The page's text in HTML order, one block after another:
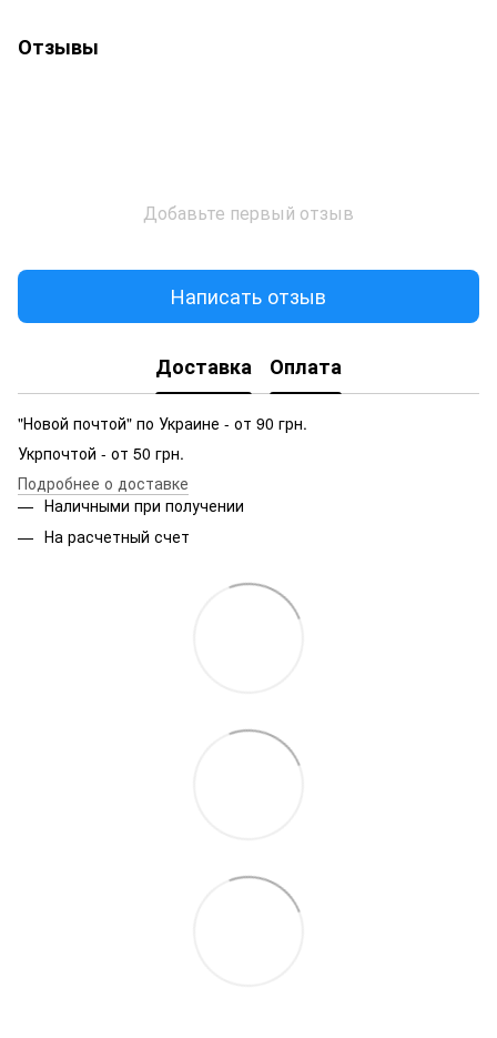
Отзывы
Добавьте первый отзыв
Написать отзыв
Доставка Оплата
"Новой почтой" по Украине - от 90 грн.
Укрпочтой - от 50 грн.
Подробнее о доставке
Наличными при получении
На расчетный счет